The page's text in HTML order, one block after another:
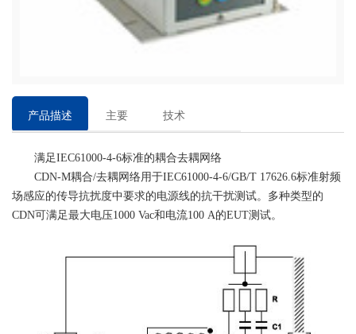
产品描述
主要
技术
满足IEC61000-4-6标准的耦合去耦网络
CDN-M耦合/去耦网络用于IEC61000-4-6/GB/T 17626.6标准射频
场感应的传导抗扰度中要求的电源线的抗干扰测试。多种类型的
CDN可满足最大电压1000 Vac和电流100 A的EUT测试。